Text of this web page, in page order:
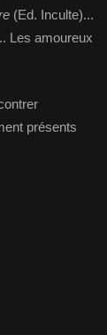
(Ed. Inculte)...
Les amoureux
présents